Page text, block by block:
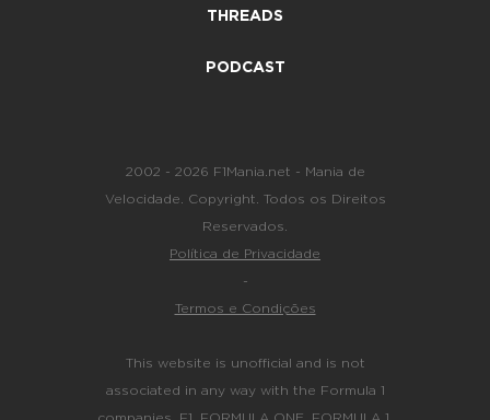
THREADS
PODCAST
2002 - 2026 F1Mania.net - Mania de
Velocidade. Copyright. Todos os Direitos
Reservados.
Política de Privacidade
-
Termos e Condições
This website is unofficial and is not
associated in any way with the Formula 1